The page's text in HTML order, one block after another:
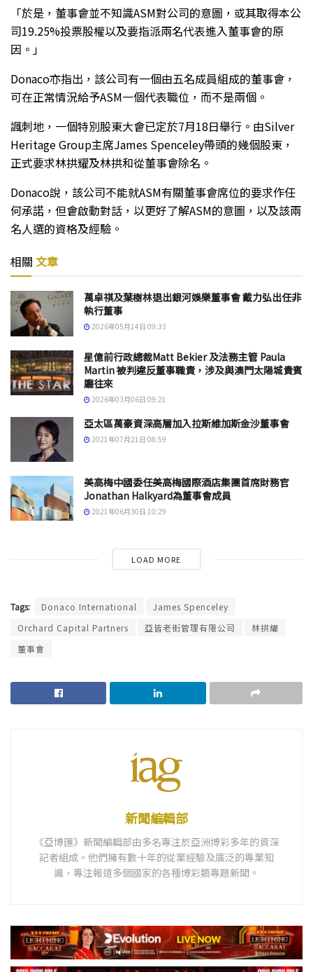
「於是，董事會並不知識ASM對公司的意圖，或其取得本公
司19.25%投票股權以及要指派兩名代表進入董事會的原
因。」
Donaco亦指出，該公司有一個由五名成員組成的董事會，
可在正常情況給予ASM一個代表職位，而不是兩個。
諷刺地，一個特別股東大會已定於7月18日舉行。由Silver
Heritage Group主席James Spenceley帶頭的幾個股東，
正式要求林拱耀及林拱和從董事會除名。
Donaco說，該公司不能就ASM有關董事會席位的要求作任
何承諾，但會啟動對話，以更好了解ASM的意圖，以及該兩
名人選的資格及經驗。
相關 文章
萬卓祺及葉樹林退出銀河娛樂董事會 戴力弘出任非
執行董事
2026年05月14日 09:33
星億前行政總裁Matt Bekier 及法務主管 Paula
Martin 被判違反董事職責，涉及與澳門太陽城貴賓
廳往來
2026年03月06日 09:21
亞太區萬豪資深高層加入拉斯維加斯金沙董事會
2021年07月21日 08:59
美高梅中國委任美高梅國際酒店集團首席財務官
Jonathan Halkyard為董事會成員
2021年06月30日 10:29
LOAD MORE
Tags: Donaco International
James Spenceley
Orchard Capital Partners
亞皆老街管理有限公司
林拱耀
董事會
新聞編輯部
《亞博匯》新聞編輯部由多名專注於亞洲博彩多年的資深
記者組成。他們擁有數十年的從業經驗及廣泛的專業知
識，專注報道多個國家的各種博彩類專題新聞。